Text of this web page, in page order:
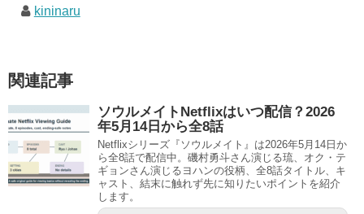
kininaru
関連記事
ソウルメイトNetflixはいつ配信？2026
年5月14日から全8話
Netflixシリーズ『ソウルメイト』は2026年5月14日か
ら全8話で配信中。磯村勇斗さん演じる琉、オク・テ
ギョンさん演じるヨハンの役柄、全8話タイトル、キ
ャスト、結末に触れず先に知りたいポイントを紹介
します。